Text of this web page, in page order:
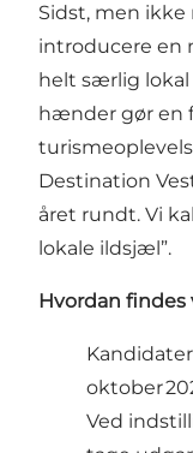
Sidst, men
introducere en
helt særlig
hænder gør en
Destination
året rundt. Vi
lokale ildsjæl”.
Hvordan findes
oktober
Ved